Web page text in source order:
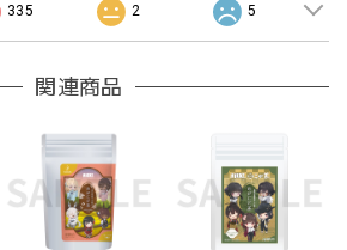
335 2 5
関連商品